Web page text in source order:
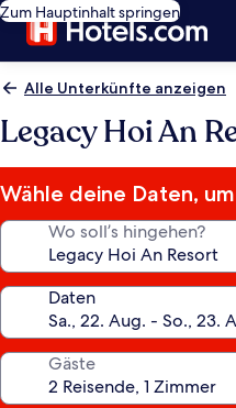
Zum Hauptinhalt springen
Alle Unterkünfte anzeigen
Legacy Hoi An
Wähle deine Daten,
Wo soll’s hingehen?
Daten
Gäste